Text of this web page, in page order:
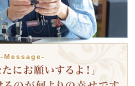
-Message-